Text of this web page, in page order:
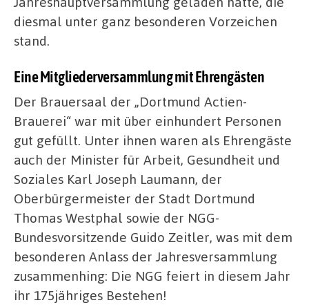
diesmal unter ganz besonderen Vorzeichen
stand.
Eine Mitgliederversammlung mit Ehrengästen
Der Brauersaal der „Dortmund Actien-
Brauerei“ war mit über einhundert Personen
gut gefüllt. Unter ihnen waren als Ehrengäste
auch der Minister für Arbeit, Gesundheit und
Soziales Karl Joseph Laumann, der
Oberbürgermeister der Stadt Dortmund
Thomas Westphal sowie der NGG-
Bundesvorsitzende Guido Zeitler, was mit dem
besonderen Anlass der Jahresversammlung
zusammenhing: Die NGG feiert in diesem Jahr
ihr 175jähriges Bestehen!